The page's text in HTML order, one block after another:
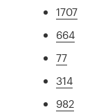
1707
664
77
314
982